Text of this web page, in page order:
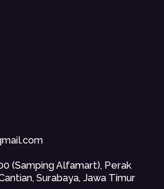
(Samping Alfamart), Perak
Surabaya, Jawa Timur